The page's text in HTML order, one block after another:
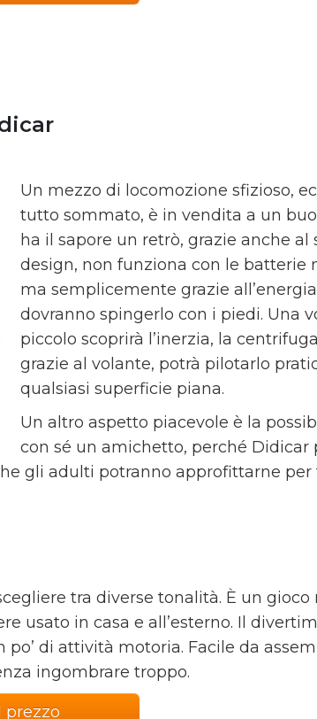
Un mezzo di locomozione sfizioso,
tutto sommato, è in vendita a un
ha il sapore un retrò, grazie anche al
design, non funziona con le batterie
ma semplicemente grazie
dovranno spingerlo con i piedi. Una
piccolo scoprirà l’inerzia, la
grazie al volante, potrà pilotarlo
qualsiasi superficie piana.
Un altro aspetto piacevole è la
con sé un amichetto, perché Didicar
gli adulti potranno approfittarne
tra diverse tonalità. È un gioco
usato in casa e all’esterno. Il
di attività motoria. Facile da
ingombrare troppo.
prezzo